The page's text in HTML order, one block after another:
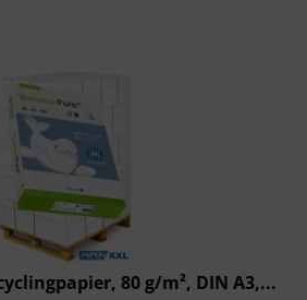
80 g/m², DIN A3,...